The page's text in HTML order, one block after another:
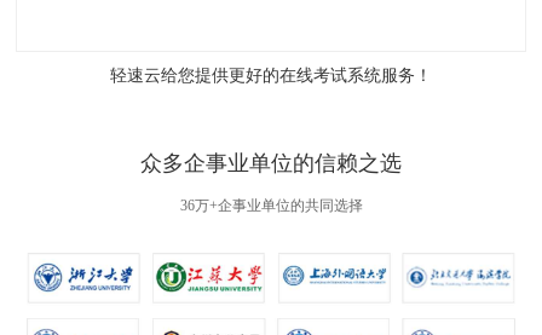
轻速云给您提供更好的在线考试系统服务！
众多企事业单位的信赖之选
36万+企事业单位的共同选择